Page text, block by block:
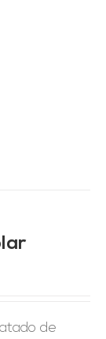
de